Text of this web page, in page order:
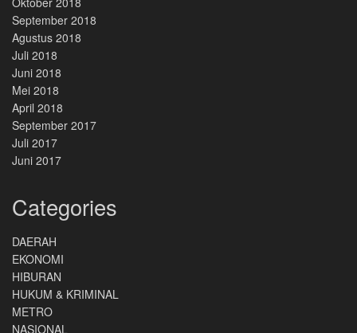
September 2018
Agustus 2018
Juli 2018
Juni 2018
Mei 2018
April 2018
September 2017
Juli 2017
Juni 2017
Categories
DAERAH
EKONOMI
HIBURAN
HUKUM & KRIMINAL
METRO
NASIONAL